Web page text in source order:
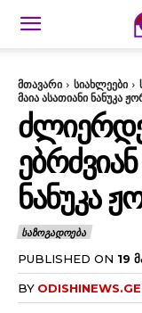
მთავარი სიახლეები
მაია ასათიანი ნანუკა
ᲜᲐᲜᲣᲙᲐ
ᲡᲐᲖᲝᲒᲐᲓᲝᲔᲑᲐ
PUBLISHED ON 19
BY ODISHINEWS.GE